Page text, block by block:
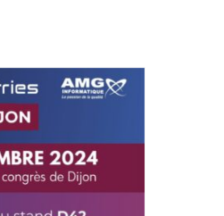
Écrites